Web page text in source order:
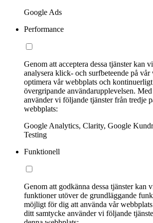
Google Ads
Performance
Genom att acceptera dessa tjänster kan
analysera klick- och surfbeteende på
optimera vår webbplats och
övergripande användarupplevelsen.
använder vi följande tjänster från tredje
webbplats:
Google Analytics, Clarity, Google
Testing
Funktionell
Genom att godkänna dessa tjänster kan
funktioner utöver de grundläggande
möjligt för dig att använda vår
ditt samtycke använder vi följande